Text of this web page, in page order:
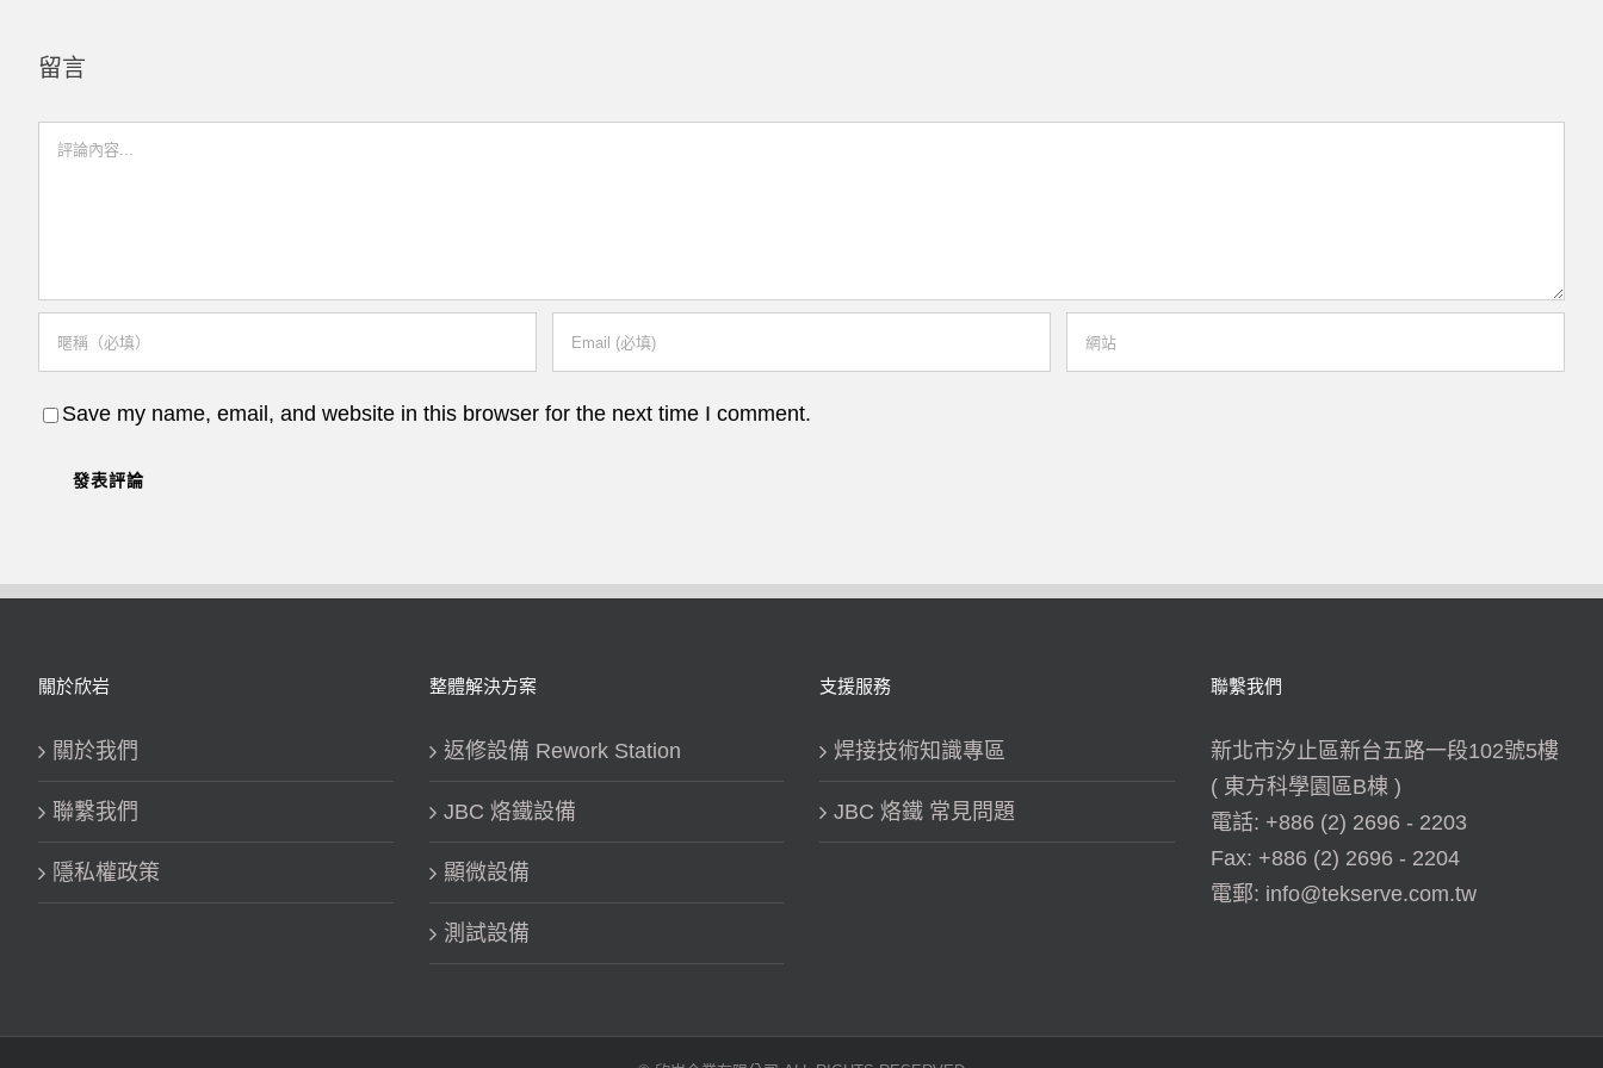
留言
Comment
Save my name, email, and website in this browser for the next time I comment.
關於欣岩
關於我們
聯繫我們
隱私權政策
整體解決方案
返修設備 Rework Station
JBC 烙鐵設備
顯微設備
測試設備
支援服務
焊接技術知識專區
JBC 烙鐵 常見問題
聯繫我們
新北市汐止區新台五路一段102號5樓
( 東方科學園區B棟 )
電話: +886 (2) 2696 - 2203
Fax: +886 (2) 2696 - 2204
電郵: info@tekserve.com.tw